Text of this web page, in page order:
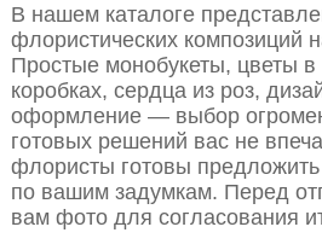
В нашем каталоге
флористических композиций
Простые монобукеты, цветы в
коробках, сердца из роз,
оформление — выбор
готовых решений вас не
флористы готовы
по вашим задумкам. Перед
вам фото для согласования